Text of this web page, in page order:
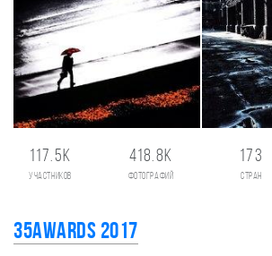
117.5K
участников
418.8K
фотографий
173
стран
35AWARDS 2017